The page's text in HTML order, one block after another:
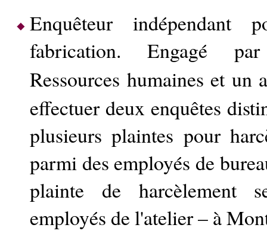
Enquêteur indépendant
fabrication. Engagé
Ressources humaines et un
effectuer deux enquêtes
plusieurs plaintes pour
parmi des employés de
plainte de harcèlement
employés de l'atelier – à